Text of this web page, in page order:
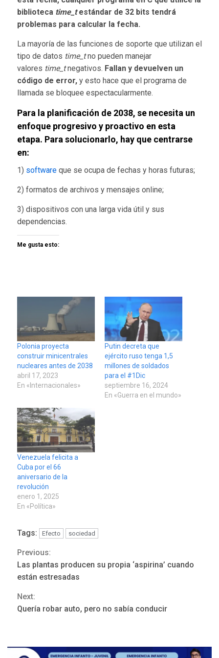
biblioteca time_testándar de 32 bits tendrá
problemas para calcular la fecha.
La mayoría de las funciones de soporte que utilizan el
tipo de datos time_tno pueden manejar
valores time_tnegativos. Fallan y devuelven un
código de error, y esto hace que el programa de
llamada se bloquee espectacularmente.
Para la planificación de 2038, se necesita un
enfoque progresivo y proactivo en esta
etapa. Para solucionarlo, hay que centrarse
en:
1) software que se ocupa de fechas y horas futuras;
2) formatos de archivos y mensajes online;
3) dispositivos con una larga vida útil y sus
dependencias.
Me gusta esto:
Polonia proyecta
construir minicentrales
nucleares antes de 2038
abril 17, 2023
En «Internacionales»
Putin decreta que
ejército ruso tenga 1,5
millones de soldados
para el #1Dic
septiembre 16, 2024
En «Guerra en el mundo»
Venezuela felicita a
Cuba por el 66
aniversario de la
revolución
enero 1, 2025
En «Política»
Tags: Efecto sociedad
Continue
Reading
Previous:
Las plantas producen su propia ‘aspirina’ cuando
están estresadas
Next:
Quería robar auto, pero no sabía conducir
Mariño fortalece capacidad
gestión